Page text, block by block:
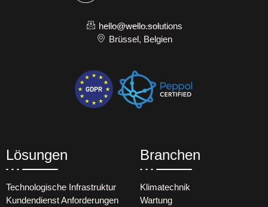
hello@wello.solutions
Brüssel, Belgien
Lösungen
Technologische Infrastruktur
Kundendienst Anforderungen
Branchen
Klimatechnik
Wartung